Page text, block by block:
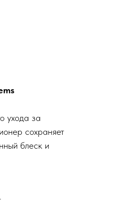
ухода за
сохраняет
блеск и